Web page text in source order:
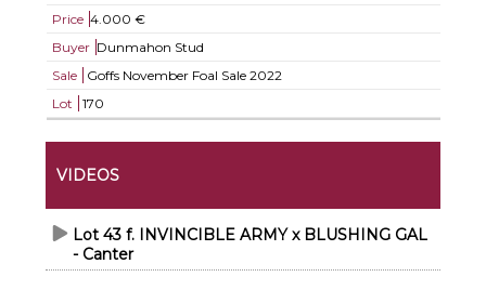
Price 4.000 €
Buyer Dunmahon Stud
Sale
Goffs November Foal Sale 2022
Lot
170
VIDEOS
Lot 43 f. INVINCIBLE ARMY x BLUSHING GAL
- Canter